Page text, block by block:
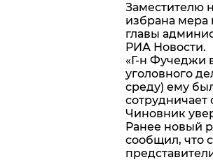
Заместителю
избрана мера
главы
РИА Новости.
«Г-н Фучеджи
уголовного
среду) ему
Чиновник
Ранее новый
сообщил, что